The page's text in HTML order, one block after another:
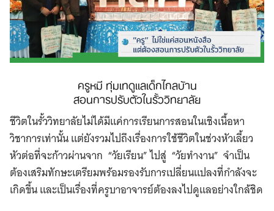
ครูหมี ทุ่มเทดูแลเด็กไกลบ้าน
สอนการปรับตัว​ในรั้ววิทยาลัย
ชีวิตในรั้ววิทยาลัยไม่ได้มีแค่การเรียนการสอนในเชิงเนื้อหา
วิชาการเท่านั้น แต่ยังรวมไปถึงเรื่องการใช้ชีวิตในช่วงหัวเลี้ยว
หัวต่อที่จะก้าวผ่านจาก “วัยเรียน” ไปสู่ “วัยทำงาน” จำเป็น
ต้องเสริมทักษะเตรียมพร้อมรองรับการเปลี่ยนแปลงที่กำลังจะ
เกิดขึ้น และเป็นเรื่องที่ครูบาอาจารย์ต้องลงไปดูแลอย่างใกล้ชิด